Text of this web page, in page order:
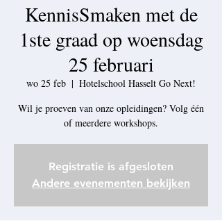
KennisSmaken met de
1ste graad op woensdag
25 februari
wo 25 feb
  |
Hotelschool Hasselt Go Next!
Wil je proeven van onze opleidingen? Volg één
of meerdere workshops.
Registratie is afgesloten
Andere evenementen bekijken